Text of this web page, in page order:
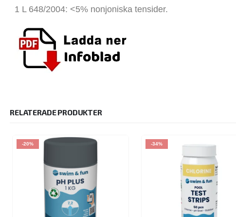
1 L 648/2004: <5% nonjoniska tensider.
RELATERADE PRODUKTER
-20% -34%